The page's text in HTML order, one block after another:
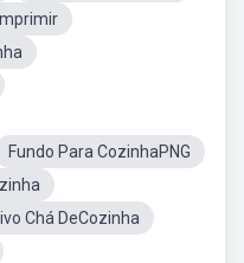
Fundo Para CozinhaPNG
Chá DeCozinha